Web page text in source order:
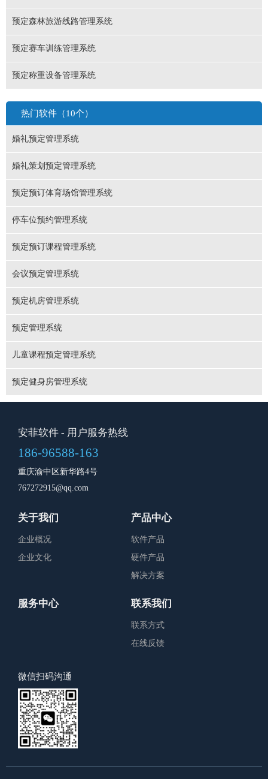
预定森林旅游线路管理系统
预定赛车训练管理系统
预定称重设备管理系统
热门软件（10个）
婚礼预定管理系统
婚礼策划预定管理系统
预定预订体育场馆管理系统
停车位预约管理系统
预定预订课程管理系统
会议预定管理系统
预定机房管理系统
预定管理系统
儿童课程预定管理系统
预定健身房管理系统
安菲软件 - 用户服务热线
186-96588-163
重庆渝中区新华路4号
767272915@qq.com
关于我们
企业概况
企业文化
产品中心
软件产品
硬件产品
解决方案
服务中心 联系我们
联系方式
在线反馈
微信扫码沟通